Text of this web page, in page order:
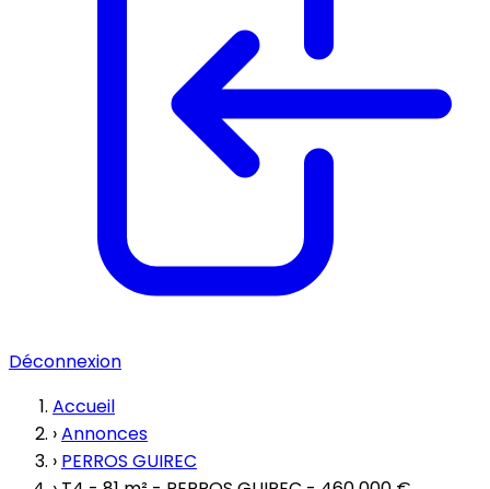
Déconnexion
Accueil
›Annonces
› PERROS GUIREC